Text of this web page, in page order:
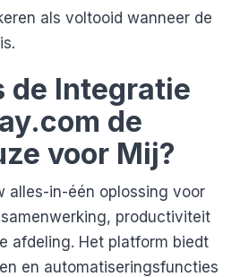
als voltooid wanneer de
de Integratie
de
voor Mij?
alles-in-één oplossing voor
productiviteit
afdeling. Het platform biedt
en automatiseringsfuncties